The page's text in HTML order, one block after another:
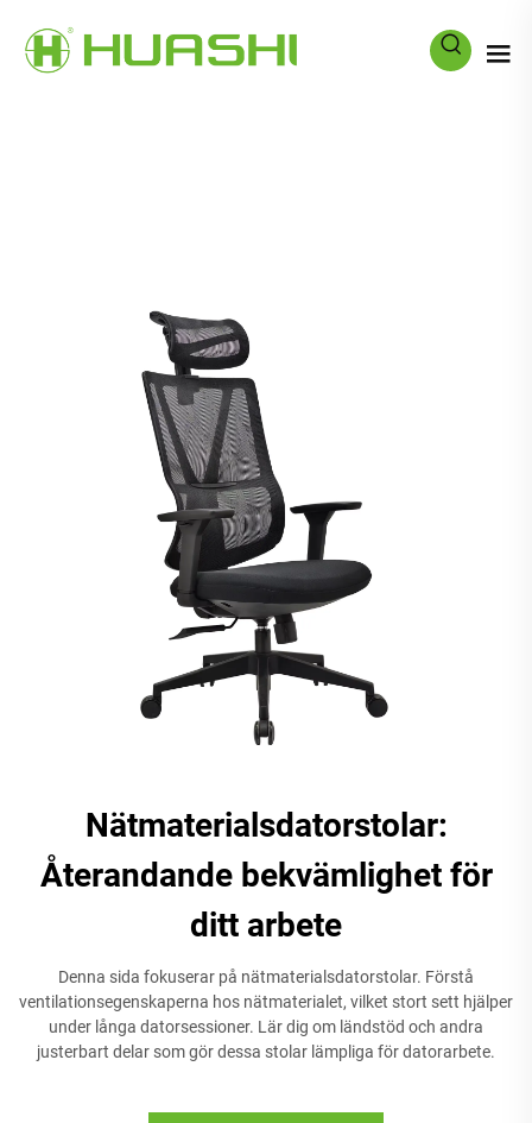
Nätmaterialsdatorstolar:
Återandande bekvämlighet för
ditt arbete
Denna sida fokuserar på nätmaterialsdatorstolar. Förstå
ventilationsegenskaperna hos nätmaterialet, vilket stort sett hjälper
under långa datorsessioner. Lär dig om ländstöd och andra
justerbart delar som gör dessa stolar lämpliga för datorarbete.